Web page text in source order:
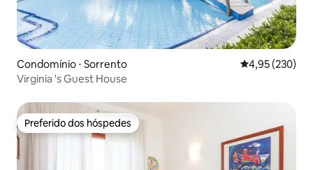
Condomínio ⋅ Sorrento 4,95 de uma
4,95 (230)
Virginia 's Guest House
Preferido dos hóspedes
Preferido dos hóspedes